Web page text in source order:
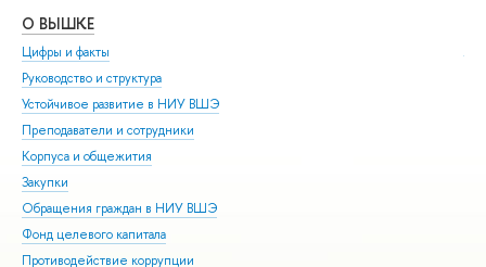
О ВЫШКЕ
Цифры и факты
Руководство и структура
Устойчивое развитие в НИУ ВШЭ
Преподаватели и сотрудники
Корпуса и общежития
Закупки
Обращения граждан в НИУ ВШЭ
Фонд целевого капитала
Противодействие коррупции